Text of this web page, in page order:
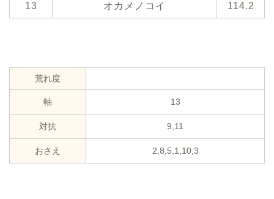
13 オカメノコイ 114.2
荒れ度
軸 13
対抗 9,11
おさえ 2,8,5,1,10,3